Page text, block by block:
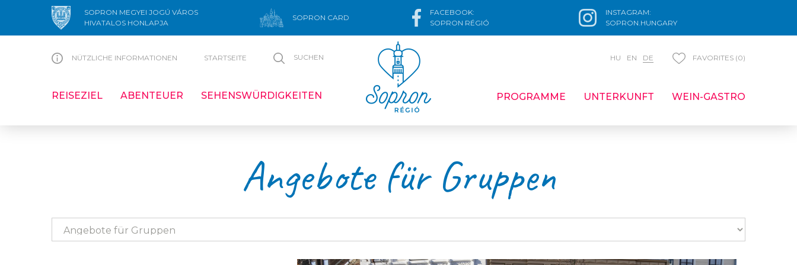
SOPRON MEGYEI JOGÚ VÁROS
HIVATALOS HONLAPJA
SOPRON CARD
FACEBOOK:
SOPRON RÉGIÓ
INSTAGRAM:
SOPRON.HUNGARY
NÜTZLICHE INFORMATIONEN STARTSEITE SUCHEN HU EN DE FAVORITES (0)
REISEZIEL ABENTEUER SEHENSWÜRDIGKEITEN PROGRAMME UNTERKUNFT WEIN-GASTRO
Angebote für Gruppen